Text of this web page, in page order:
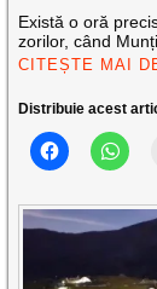
Există o oră
zorilor, când
CITEȘTE MAI
Distribuie acest